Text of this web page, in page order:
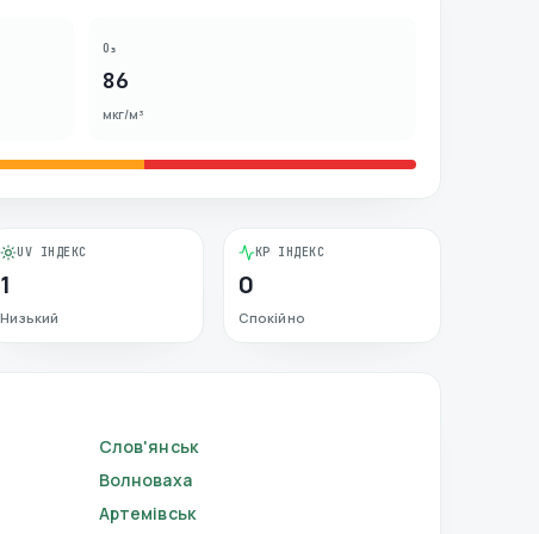
O₃
86
мкг/м³
UV ІНДЕКС
1
Низький
KP ІНДЕКС
0
Спокійно
Слов'янськ
Волноваха
Артемівськ